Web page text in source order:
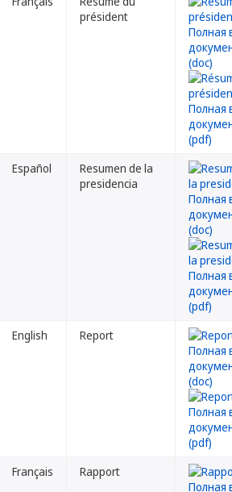
président
Español
Resumen de la
presidencia
English Report
Français Rapport